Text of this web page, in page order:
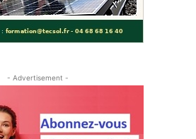
- Advertisement -